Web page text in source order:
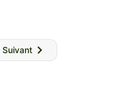
Suivant